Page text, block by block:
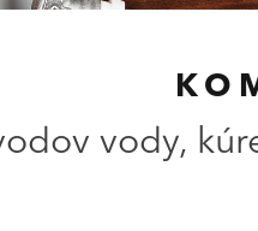
vody,